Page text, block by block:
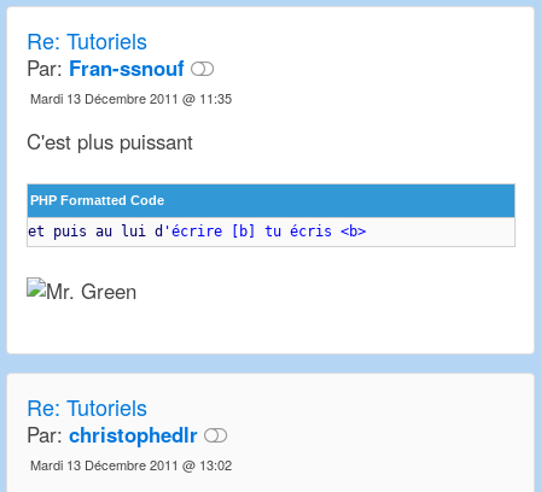
Re: Tutoriels
Par: Fran-ssnouf
Mardi 13 Décembre 2011 @ 11:35
C'est plus puissant
PHP Formatted Code
et puis au lui d 'écrire [b] tu écris <b>
Re: Tutoriels
Par: christophedlr
Mardi 13 Décembre 2011 @ 13:02